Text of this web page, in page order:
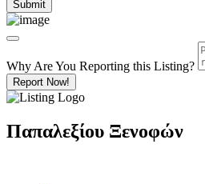
Why Are You Reporting this Listing?
Report Now!
Παπαλεξίου Ξενοφών